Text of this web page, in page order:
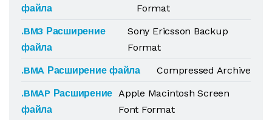
файла
Format
.BM3 Расширение
файла
Sony Ericsson Backup
Format
.BMA Расширение файла
Compressed Archive
.BMAP Расширение
файла
Apple Macintosh Screen
Font Format